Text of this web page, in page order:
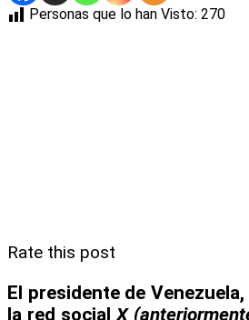
Personas que lo han Visto: 270
Rate this post
El presidente de Venezuela,
la red socialX